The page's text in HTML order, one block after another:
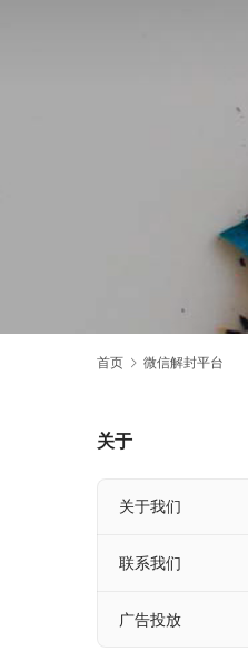
首页 微信解封平台
关于
关于我们
联系我们
广告投放